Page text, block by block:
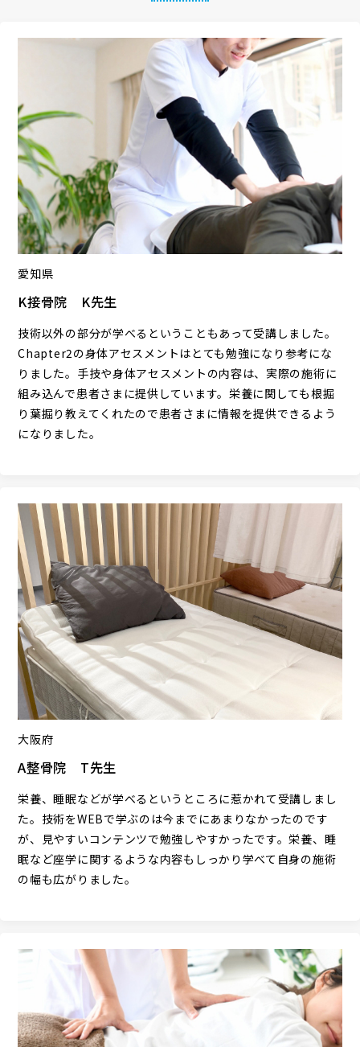
愛知県
K接骨院 K先生
技術以外の部分が学べるということもあって受講しました。
Chapter2の身体アセスメントはとても勉強になり参考にな
りました。手技や身体アセスメントの内容は、実際の施術に
組み込んで患者さまに提供しています。栄養に関しても根掘
り葉掘り教えてくれたので患者さまに情報を提供できるよう
になりました。
大阪府
A整骨院 T先生
栄養、睡眠などが学べるというところに惹かれて受講しまし
た。技術をWEBで学ぶのは今までにあまりなかったのです
が、見やすいコンテンツで勉強しやすかったです。栄養、睡
眠など座学に関するような内容もしっかり学べて自身の施術
の幅も広がりました。